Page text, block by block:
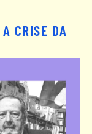
CRISE DA